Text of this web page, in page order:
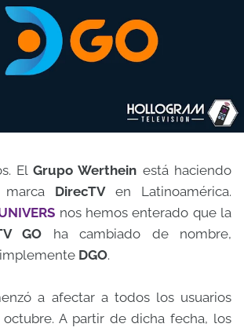
ElGrupo Werthein está haciendo
DirecTVen Latinoamérica.
nos hemos enterado que la
GO ha cambiado de nombre,
DGO.
a afectar a todos los usuarios
A partir de dicha fecha, los